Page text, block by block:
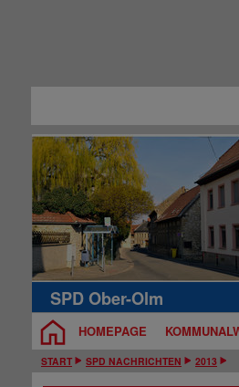
SPD Ober-Olm
HOMEPAGE
START SPD NACHRICHTEN 2013